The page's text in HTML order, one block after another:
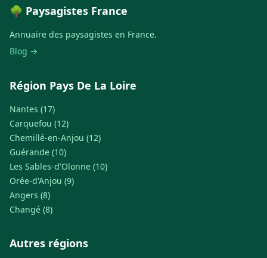
🌳 Paysagistes France
Annuaire des paysagistes en France.
Blog →
Région Pays De La Loire
Nantes (17)
Carquefou (12)
Chemillé-en-Anjou (12)
Guérande (10)
Les Sables-d'Olonne (10)
Orée-d'Anjou (9)
Angers (8)
Changé (8)
Autres régions